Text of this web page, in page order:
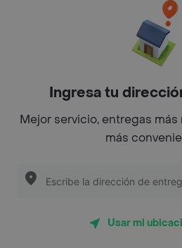
Top Marcas y Cadenas de
Encuéntranos en estos países
App Store Google
Restaurantes cerca de mi para
Ingresa tu
Mejor servicio, entregas
más
Usar mi